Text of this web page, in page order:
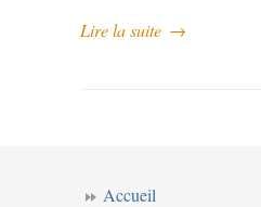
Lire la suite →
Accueil